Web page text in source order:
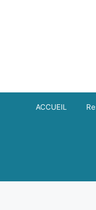
ACCUEIL